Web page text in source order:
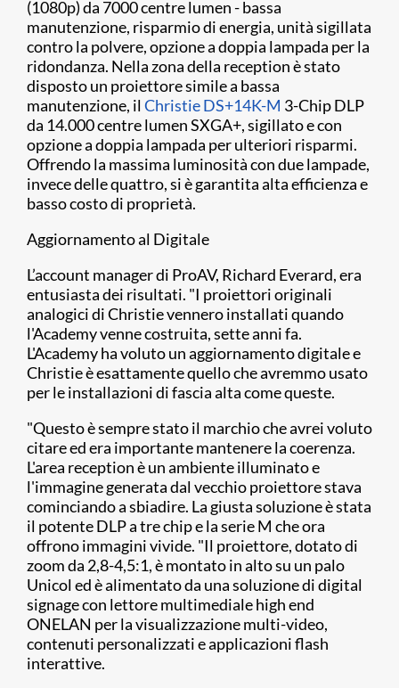
(1080p) da 7000 centre lumen - bassa
manutenzione, risparmio di energia, unità sigillata
contro la polvere, opzione a doppia lampada per la
ridondanza. Nella zona della reception è stato
disposto un proiettore simile a bassa
manutenzione, ilChristie DS+14K-M 3-Chip DLP
da 14.000 centre lumen SXGA+, sigillato e con
opzione a doppia lampada per ulteriori risparmi.
Offrendo la massima luminosità con due lampade,
invece delle quattro, si è garantita alta efficienza e
basso costo di proprietà.
Aggiornamento al Digitale
L’account manager di ProAV, Richard Everard, era
entusiasta dei risultati. "I proiettori originali
analogici di Christie vennero installati quando
l'Academy venne costruita, sette anni fa.
L'Academy ha voluto un aggiornamento digitale e
Christie è esattamente quello che avremmo usato
per le installazioni di fascia alta come queste.
"Questo è sempre stato il marchio che avrei voluto
citare ed era importante mantenere la coerenza.
L'area reception è un ambiente illuminato e
l'immagine generata dal vecchio proiettore stava
cominciando a sbiadire. La giusta soluzione è stata
il potente DLP a tre chip e la serie M che ora
offrono immagini vivide. "Il proiettore, dotato di
zoom da 2,8-4,5:1, è montato in alto su un palo
Unicol ed è alimentato da una soluzione di digital
signage con lettore multimediale high end
ONELAN per la visualizzazione multi-video,
contenuti personalizzati e applicazioni flash
interattive.